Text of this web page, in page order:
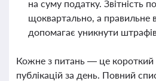
на суму податку. Звітність
щоквартально, а правильне
допомагає уникнути
Кожне з питань — це короткий
публікацій за день. Повний